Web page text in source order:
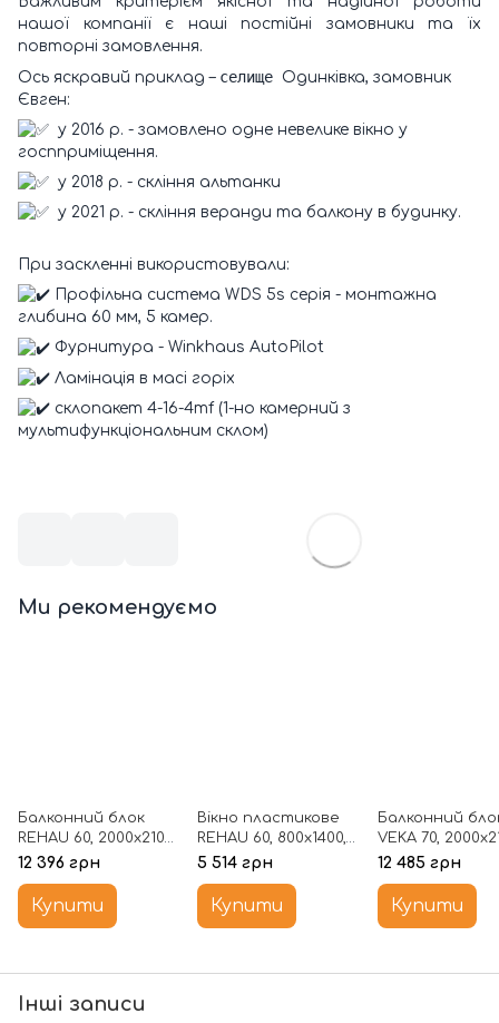
нашої компанії є наші постійні замовники та їх
повторні замовлення.
Ось яскравий приклад – селище Одинківка, замовник
Євген:
у 2016 р. - замовлено одне невелике вікно у
госпприміщення.
у 2018 р. - скління альтанки
у 2021 р. - скління веранди та балкону в будинку.
При заскленні використовували:
Профільна система WDS 5s серія - монтажна
глибина 60 мм, 5 камер.
Фурнитура - Winkhaus AutoPilot
Ламінація в масі горіх
склопакет 4-16-4mf (1-но камерний з
мультифункціональним склом)
Ми рекомендуємо
Балконний блок
REHAU 60, 2000х2100,
1/2 створка,
камерний
12 396 грн
Купити
Вікно пластикове
REHAU 60, 800х1400,
створка, склопакет
5 514 грн
Купити
Балконний
VEKA 70,
1/2 створка,
камерний
12 485 грн
Купити
Інші записи